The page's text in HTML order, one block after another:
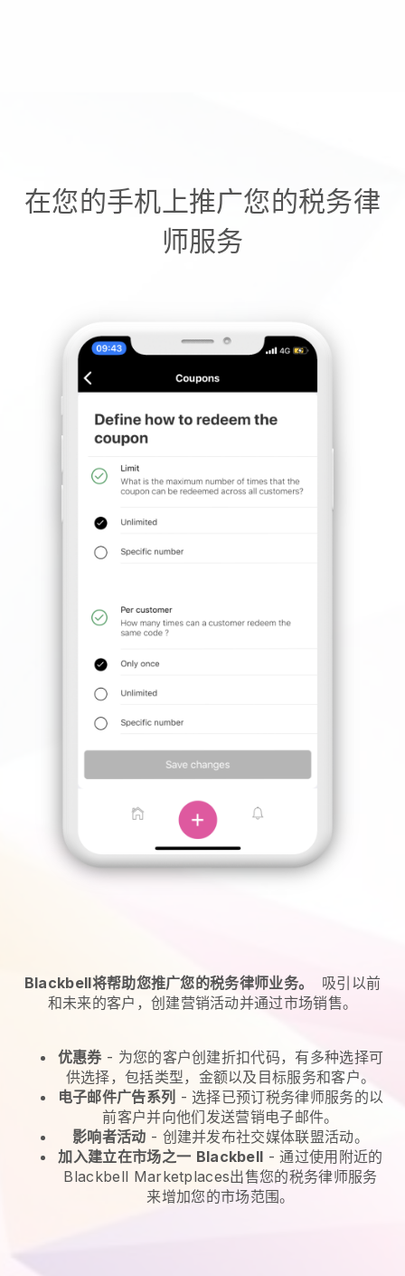
在您的手机上推广您的税务律
师服务
Blackbell将帮助您推广您的税务律师业务。
吸引以前
和未来的客户，创建营销活动并通过市场销售。
优惠券- 为您的客户创建折扣代码，有多种选择可
供选择，包括类型，金额以及目标服务和客户。
电子邮件广告系列 - 选择已预订税务律师服务的以
前客户并向他们发送营销电子邮件。
影响者活动 - 创建并发布社交媒体联盟活动。
加入建立在市场之一 Blackbell -通过使用附近的
Blackbell Marketplaces出售您的税务律师服务
来增加您的市场范围。